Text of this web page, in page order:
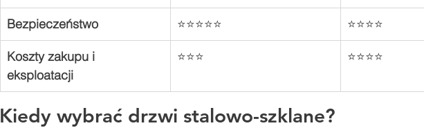
Bezpieczeństwo ⭐⭐⭐⭐⭐ ⭐⭐⭐⭐
Koszty zakupu i
eksploatacji
⭐⭐⭐ ⭐⭐⭐⭐
Kiedy wybrać drzwi stalowo-szklane?